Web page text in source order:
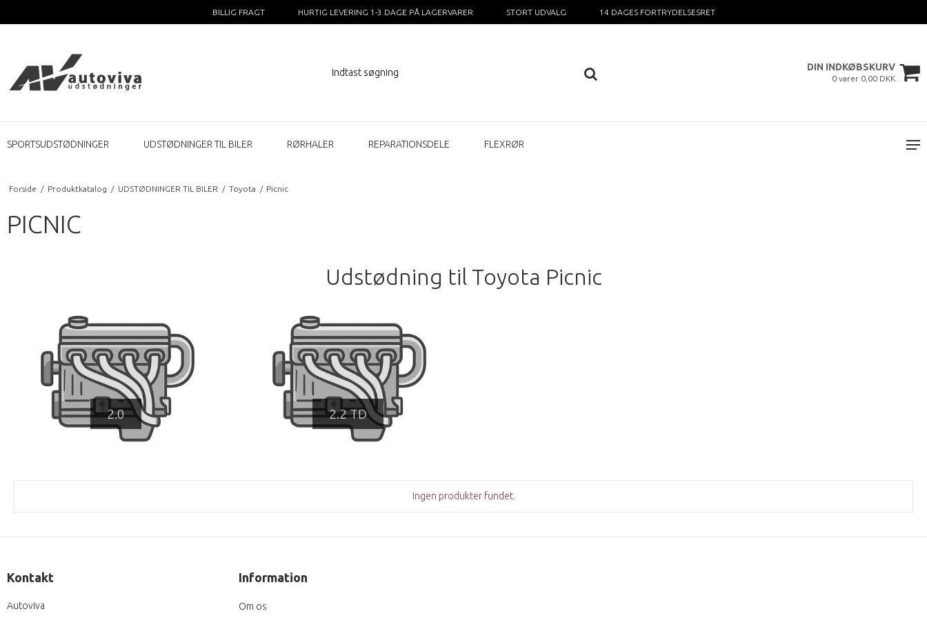
BILLIG FRAGT HURTIG LEVERING 1-3 DAGE PÅ LAGERVARER STORT UDVALG 14 DAGES FORTRYDELSESRET
DIN INDKØBSKURV
0 varer 0,00 DKK
SPORTSUDSTØDNINGER UDSTØDNINGER TIL BILER RØRHALER REPARATIONSDELE FLEXRØR
Forside / Produktkatalog / UDSTØDNINGER TIL BILER / Toyota / Picnic
PICNIC
Udstødning til Toyota Picnic
2.0 2.2 TD
Ingen produkter fundet.
Kontakt
Autoviva
Information
Om os